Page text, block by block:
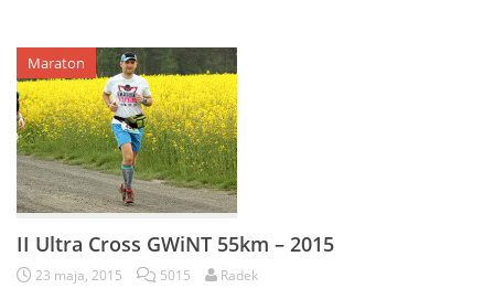
Maraton
II Ultra Cross GWiNT 55km – 2015
23 maja, 2015 5015 Radek